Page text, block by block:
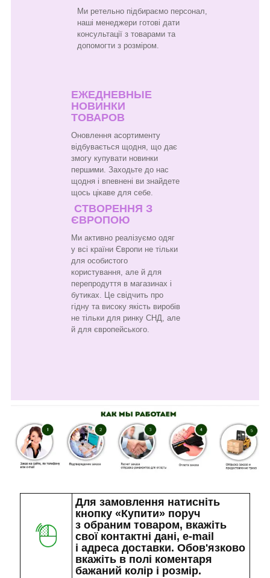
Ми ретельно підбираємо персонал,
наші менеджери готові дати
консультації з товарами та
допомогти з розміром.
ЕЖЕДНЕВНЫЕ
НОВИНКИ
ТОВАРОВ
Оновлення асортименту
відбувається щодня, що дає
змогу купувати новинки
першими. Заходьте до нас
щодня і впевнені ви знайдете
щось цікаве для себе.
СТВОРЕННЯ З
ЄВРОПОЮ
Ми активно реалізуємо одяг
у всі країни Європи не тільки
для особистого
користування, але й для
перепродуття в магазинах і
бутиках. Це свідчить про
гідну та високу якість виробів
не тільки для ринку СНД, але
й для європейського.
Для замовлення натисніть
кнопку «Купити» поруч
з обраним товаром, вкажіть
свої контактні дані, e-mail
і адреса доставки. Обов'язково
вкажіть в полі коментаря
бажаний колір і розмір.